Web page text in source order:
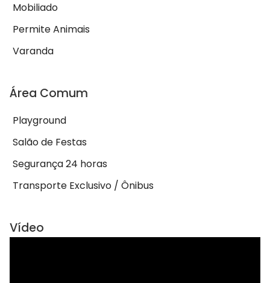
Mobiliado
Permite Animais
Varanda
Área Comum
Playground
Salão de Festas
Segurança 24 horas
Transporte Exclusivo / Ônibus
Vídeo